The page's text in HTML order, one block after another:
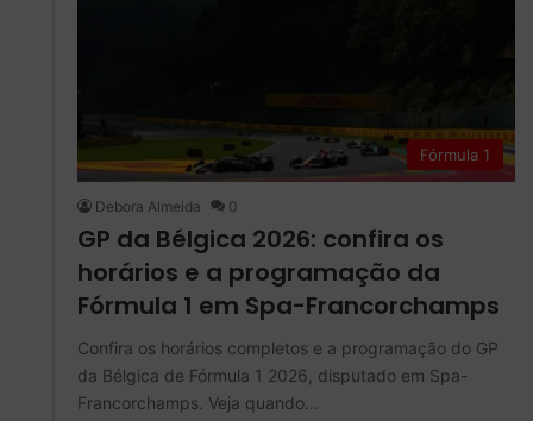
Fórmula 1
Debora Almeida 0
GP da Bélgica 2026: confira os
horários e a programação da
Fórmula 1 em Spa-Francorchamps
Confira os horários completos e a programação do GP
da Bélgica de Fórmula 1 2026, disputado em Spa-
Francorchamps. Veja quando…